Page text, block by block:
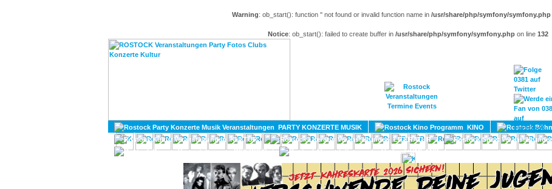
Warning: ob_start(): function '' not found or invalid function name in /usr/share/php/symfony/symfony.php
Notice: ob_start(): failed to create buffer in /usr/share/php/symfony/symfony.php on line 132
KONTAKT
PARTY KONZERTE MUSIK KINO
KULTUR
LITERATUR
DIVERSES
UMLAND